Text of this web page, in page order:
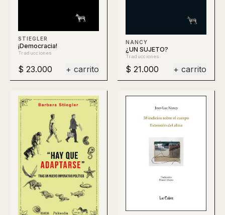
STIEGLER
¡Democracia!
Traducciones
$ 23.000 + carrito
NANCY
¿UN SUJETO?
Traducciones
$ 21.000 + carrito